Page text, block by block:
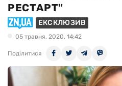
РЕСТАРТ"
ЕКСКЛЮЗИВ
05 травня, 2020, 14:42
Поділитися